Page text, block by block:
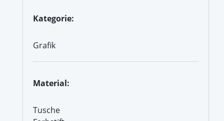
Kategorie:
Grafik
Material:
Tusche